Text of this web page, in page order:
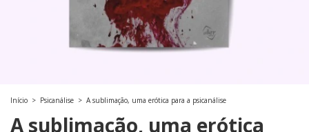
Início > Psicanálise > A sublimação, uma erótica para a psicanálise
A sublimação, uma erótica